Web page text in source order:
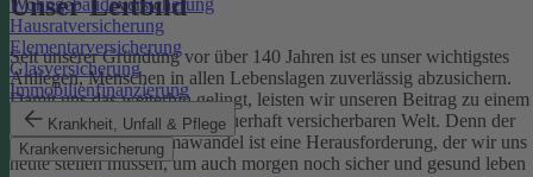
Wohngebäudeversicherung
Hausratversicherung
Elementarversicherung
Glasversicherung
Immobilienfinanzierung
Krankheit, Unfall & Pflege
Krankenversicherung
Seit unserer Gründung vor über 140 Jahren ist es unser wichtigstes
Anliegen, Menschen in allen Lebenslagen zuverlässig abzusichern.
Damit uns das weiterhin gelingt, leisten wir unseren Beitrag zu einem
gesunden Klima und einer dauerhaft versicherbaren Welt. Denn der
menschgemachte Klimawandel ist eine Herausforderung, der wir uns
heute stellen müssen, um auch morgen noch sicher und gesund leben